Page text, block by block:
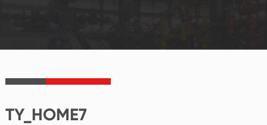
TY_HOME7